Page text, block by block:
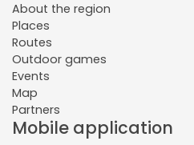
About the region
Places
Routes
Outdoor games
Events
Map
Partners
Mobile application